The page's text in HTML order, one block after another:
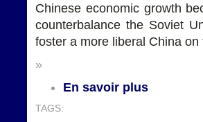
Chinese economic growth
counterbalance the Soviet
foster a more liberal China
»
En savoir plus
TAGS: